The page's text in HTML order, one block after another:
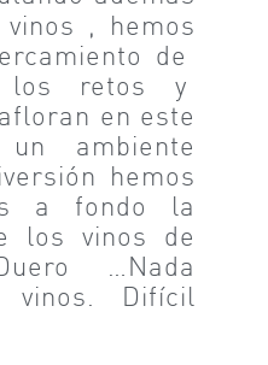
, hemos
de
los retos y
en este
ambiente
hemos
a fondo la
los vinos de
…Nada
Difícil